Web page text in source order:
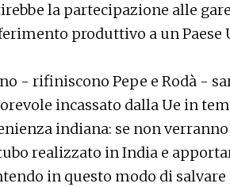
la partecipazione alle
produttivo a un Paese
- rifiniscono Pepe e Rodà -
incassato dalla Ue in
indiana: se non
realizzato in India e
in questo modo di